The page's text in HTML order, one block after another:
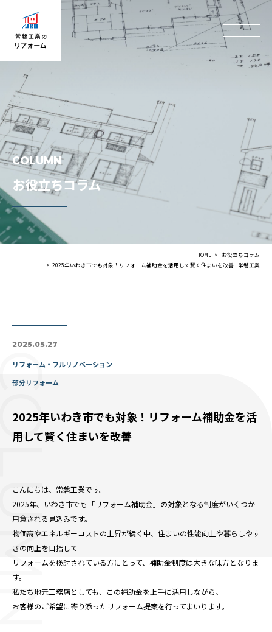
COLUMN
お役立ちコラム
HOME
お役立ちコラム
2025年いわき市でも対象！リフォーム補助金を活用して賢く住まいを改善 | 常磐工業
2025.05.27
リフォーム・フルリノベーション
部分リフォーム
2025年いわき市でも対象！リフォーム補助金を活
用して賢く住まいを改善
こんにちは、常磐工業です。
2025年、いわき市でも「リフォーム補助金」の対象となる制度がいくつか
用意される見込みです。
物価高やエネルギーコストの上昇が続く中、住まいの性能向上や暮らしやす
さの向上を目指して
リフォームを検討されている方にとって、補助金制度は大きな味方となりま
す。
私たち地元工務店としても、この補助金を上手に活用しながら、
お客様のご希望に寄り添ったリフォーム提案を行ってまいります。